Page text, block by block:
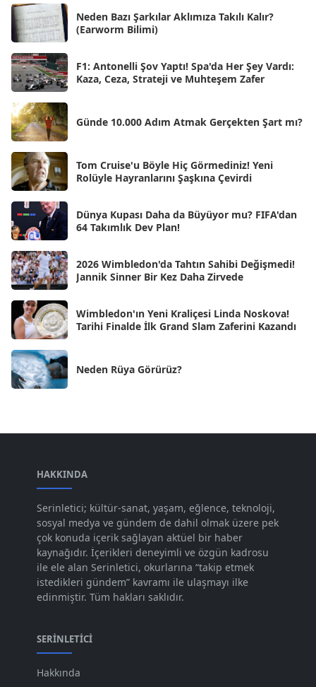
Haz 2025
May 2025 [54]
Nis 2025 [56]
Mar 2025
Şub 2025
Oca 2025
Ara 2024 [25]
Kas 2024
Eki 2024 [46]
Eyl 2024
Ağu 2024 [10]
Tem 2024
Haz 2024 [30]
Nis 2024 [59]
Ara 2023 [101]
Kas 2023
Eki 2023 [73]
Eyl 2023 [73]
Ağu 2023 [74]
Tem 2023 [76]
Haz 2023
May 2023
Neden Bazı Şarkılar Aklımıza Takılı Kalır?
(Earworm Bilimi)
F1: Antonelli Şov Yaptı! Spa'da Her Şey Vardı:
Kaza, Ceza, Strateji ve Muhteşem Zafer
Günde 10.000 Adım Atmak Gerçekten Şart mı?
Tom Cruise'u Böyle Hiç Görmediniz! Yeni
Rolüyle Hayranlarını Şaşkına Çevirdi
Dünya Kupası Daha da Büyüyor mu? FIFA'dan
64 Takımlık Dev Plan!
2026 Wimbledon'da Tahtın Sahibi Değişmedi!
Jannik Sinner Bir Kez Daha Zirvede
Wimbledon'ın Yeni Kraliçesi Linda Noskova!
Tarihi Finalde İlk Grand Slam Zaferini Kazandı
Neden Rüya Görürüz?
HAKKINDA
Serinletici; kültür-sanat, yaşam, eğlence, teknoloji,
sosyal medya ve gündem de dahil olmak üzere pek
çok konuda içerik sağlayan aktüel bir haber
kaynağıdır. İçerikleri deneyimli ve özgün kadrosu
ile ele alan Serinletici, okurlarına “takip etmek
istedikleri gündem” kavramı ile ulaşmayı ilke
edinmiştir. Tüm hakları saklıdır.
SERINLETICI
Hakkında